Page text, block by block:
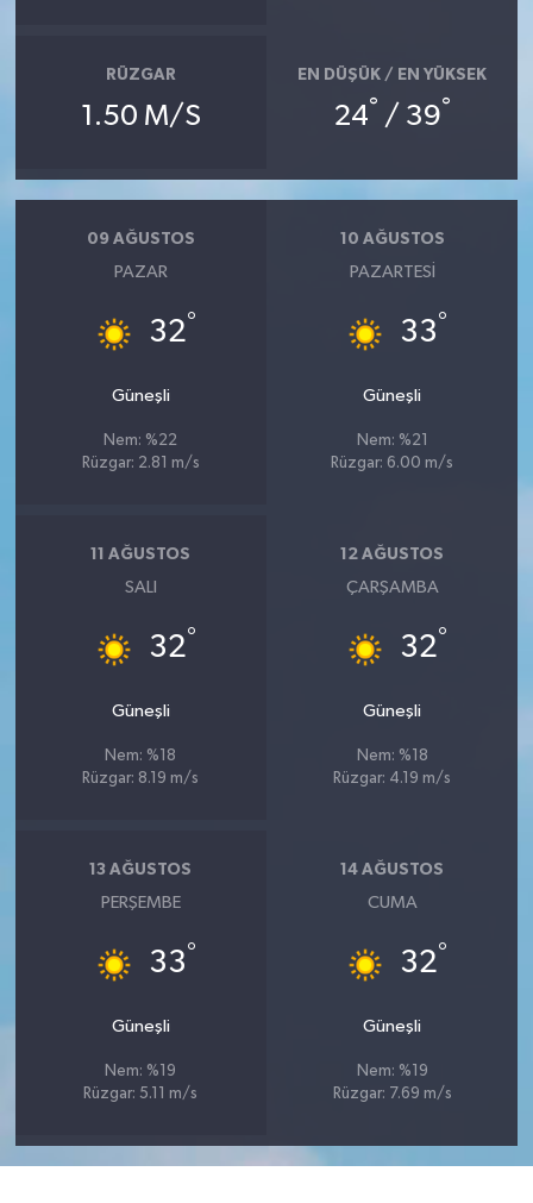
RÜZGAR
1.50 M/S
EN DÜŞÜK / EN YÜKSEK
24° / 39°
09 AĞUSTOS
PAZAR
32°
Güneşli
Nem: %22
Rüzgar: 2.81 m/s
10 AĞUSTOS
PAZARTESI
33°
Güneşli
Nem: %21
Rüzgar: 6.00 m/s
11 AĞUSTOS
SALI
32°
Güneşli
Nem: %18
Rüzgar: 8.19 m/s
12 AĞUSTOS
ÇARŞAMBA
32°
Güneşli
Nem: %18
Rüzgar: 4.19 m/s
13 AĞUSTOS
PERŞEMBE
33°
Güneşli
Nem: %19
Rüzgar: 5.11 m/s
14 AĞUSTOS
CUMA
32°
Güneşli
Nem: %19
Rüzgar: 7.69 m/s